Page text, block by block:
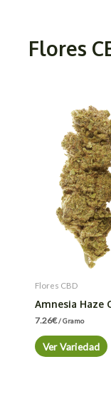
Flores
Flores CBD
Amnesia Haze
7.26€/ Gramo
Ver Variedad